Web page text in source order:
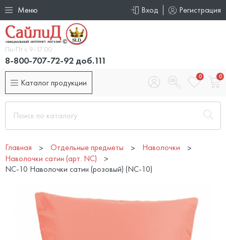
Меню Вход Регистрация
Пн-Пт с 9-17.00
8-800-707-72-92 доб.111
Каталог продукции
0 0
Главная Отдельные предметы
Наволочки
Наволочки сатин (арт. NC)
NC-10 Наволочки сатин (розовый) (NC-10)